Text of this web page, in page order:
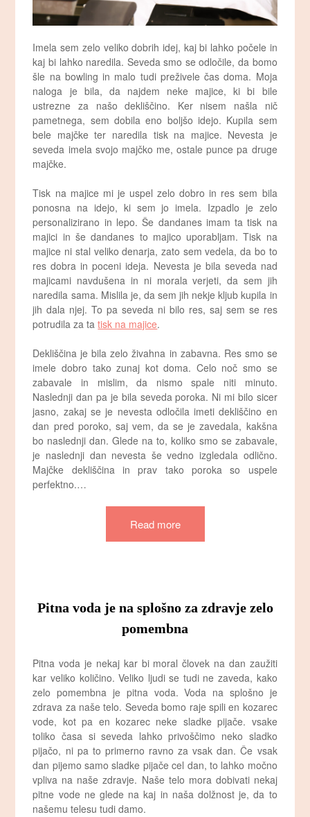
Imela sem zelo veliko dobrih idej, kaj bi lahko počele in
kaj bi lahko naredila. Seveda smo se odločile, da bomo
šle na bowling in malo tudi preživele čas doma. Moja
naloga je bila, da najdem neke majice, ki bi bile
ustrezne za našo dekliščino. Ker nisem našla nič
pametnega, sem dobila eno boljšo idejo. Kupila sem
bele majčke ter naredila tisk na majice. Nevesta je
seveda imela svojo majčko me, ostale punce pa druge
majčke.
Tisk na majice mi je uspel zelo dobro in res sem bila
ponosna na idejo, ki sem jo imela. Izpadlo je zelo
personalizirano in lepo. Še dandanes imam ta tisk na
majici in še dandanes to majico uporabljam. Tisk na
majice ni stal veliko denarja, zato sem vedela, da bo to
res dobra in poceni ideja. Nevesta je bila seveda nad
majicami navdušena in ni morala verjeti, da sem jih
naredila sama. Mislila je, da sem jih nekje kljub kupila in
jih dala njej. To pa seveda ni bilo res, saj sem se res
potrudila za tatisk na majice.
Dekliščina je bila zelo živahna in zabavna. Res smo se
imele dobro tako zunaj kot doma. Celo noč smo se
zabavale in mislim, da nismo spale niti minuto.
Naslednji dan pa je bila seveda poroka. Ni mi bilo sicer
jasno, zakaj se je nevesta odločila imeti dekliščino en
dan pred poroko, saj vem, da se je zavedala, kakšna
bo naslednji dan. Glede na to, koliko smo se zabavale,
je naslednji dan nevesta še vedno izgledala odlično.
Majčke dekliščina in prav tako poroka so uspele
perfektno.…
Read more
Pitna voda je na splošno za zdravje zelo
pomembna
Pitna voda je nekaj kar bi moral človek na dan zaužiti
kar veliko količino. Veliko ljudi se tudi ne zaveda, kako
zelo pomembna je pitna voda. Voda na splošno je
zdrava za naše telo. Seveda bomo raje spili en kozarec
vode, kot pa en kozarec neke sladke pijače. vsake
toliko časa si seveda lahko privoščimo neko sladko
pijačo, ni pa to primerno ravno za vsak dan. Če vsak
dan pijemo samo sladke pijače cel dan, to lahko močno
vpliva na naše zdravje. Naše telo mora dobivati nekaj
pitne vode ne glede na kaj in naša dolžnost je, da to
našemu telesu tudi damo.